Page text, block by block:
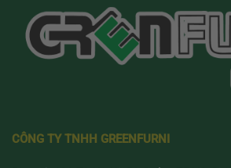
CÔNG TY TNHH GREENFURNI